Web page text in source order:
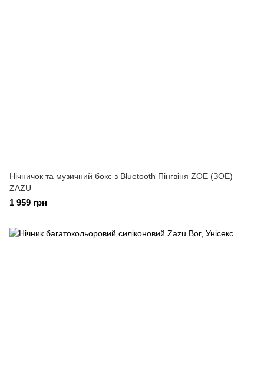
Нічничок та музичний бокс з Bluetooth Пінгвіня ZOE (ЗОЕ)
ZAZU
1 959 грн